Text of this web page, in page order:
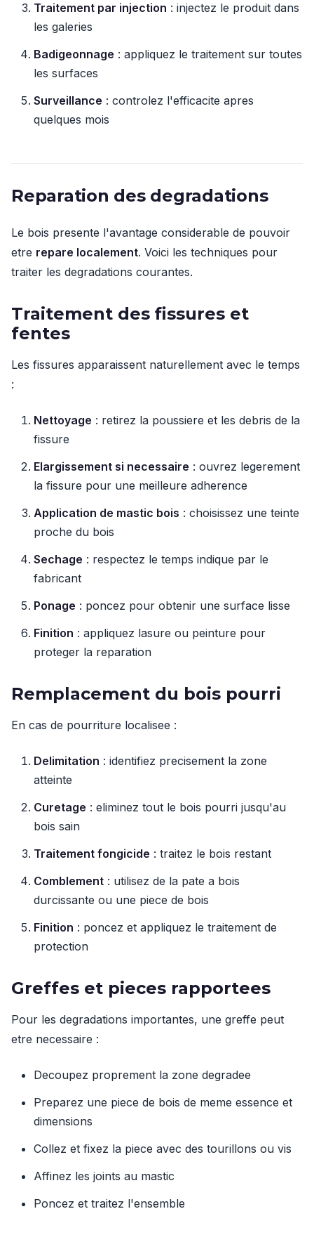
Traitement par injection : injectez le produit dans
les galeries
Badigeonnage : appliquez le traitement sur toutes
les surfaces
Surveillance : controlez l'efficacite apres
quelques mois
Reparation des degradations
Le bois presente l'avantage considerable de pouvoir
etre repare localement. Voici les techniques pour
traiter les degradations courantes.
Traitement des fissures et
fentes
Les fissures apparaissent naturellement avec le temps
:
Nettoyage : retirez la poussiere et les debris de la
fissure
Elargissement si necessaire : ouvrez legerement
la fissure pour une meilleure adherence
Application de mastic bois : choisissez une teinte
proche du bois
Sechage : respectez le temps indique par le
fabricant
Ponage : poncez pour obtenir une surface lisse
Finition : appliquez lasure ou peinture pour
proteger la reparation
Remplacement du bois pourri
En cas de pourriture localisee :
Delimitation : identifiez precisement la zone
atteinte
Curetage : eliminez tout le bois pourri jusqu'au
bois sain
Traitement fongicide : traitez le bois restant
Comblement : utilisez de la pate a bois
durcissante ou une piece de bois
Finition : poncez et appliquez le traitement de
protection
Greffes et pieces rapportees
Pour les degradations importantes, une greffe peut
etre necessaire :
Decoupez proprement la zone degradee
Preparez une piece de bois de meme essence et
dimensions
Collez et fixez la piece avec des tourillons ou vis
Affinez les joints au mastic
Poncez et traitez l'ensemble